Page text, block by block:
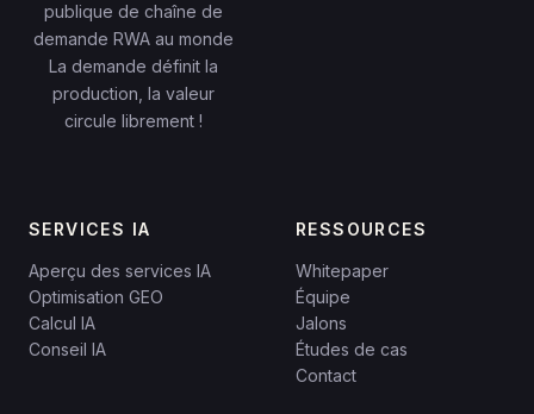
publique de chaîne de
demande RWA au monde
La demande définit la
production, la valeur
circule librement !
SERVICES IA
Aperçu des services IA
Optimisation GEO
Calcul IA
Conseil IA
RESSOURCES
Whitepaper
Équipe
Jalons
Études de cas
Contact